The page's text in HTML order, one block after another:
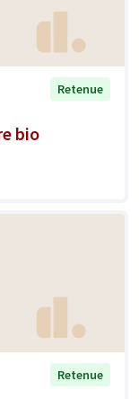
bio
Retenue
Retenue